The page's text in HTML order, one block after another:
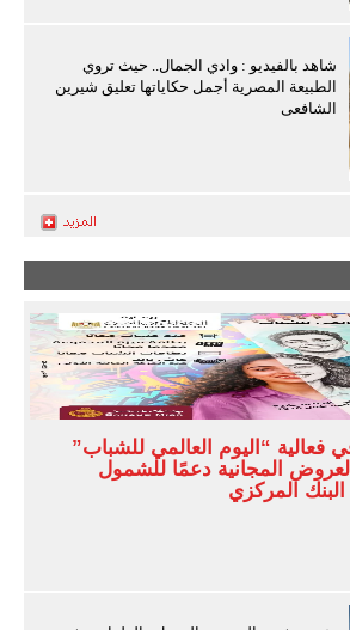
شاهد بالفيديو : وادي الجمال.. حيث تروي
الطبيعة المصرية أجمل حكاياتها تعليق شيرين
الشافعى
“اليوم العالمي للشباب”
المجانية دعمًا للشمول
المركزي